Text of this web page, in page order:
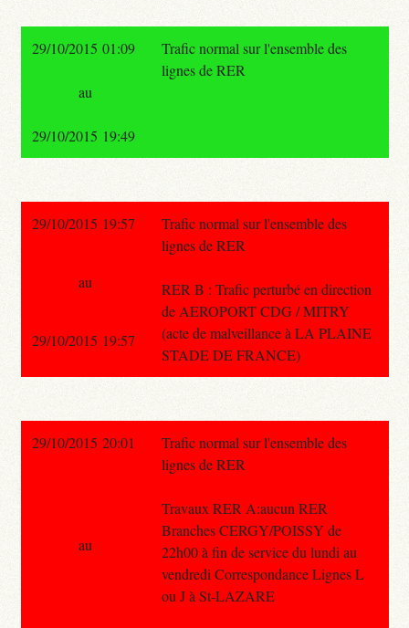
29/10/2015 01:09
Trafic normal sur l'ensemble des
lignes de RER
au
29/10/2015 19:49
29/10/2015 19:57
Trafic normal sur l'ensemble des
lignes de RER
RER B : Trafic perturbé en direction
de AEROPORT CDG / MITRY
(acte de malveillance à LA PLAINE
STADE DE FRANCE)
au
29/10/2015 19:57
29/10/2015 20:01
Trafic normal sur l'ensemble des
lignes de RER
Travaux RER A:aucun RER
Branches CERGY/POISSY de
22h00 à fin de service du lundi au
vendredi Correspondance Lignes L
ou J à St-LAZARE
au